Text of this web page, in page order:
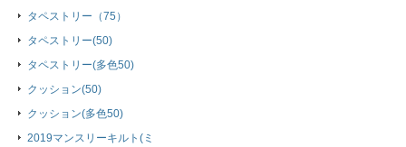
タペストリー（75）
タペストリー(50)
タペストリー(多色50)
クッション(50)
クッション(多色50)
2019マンスリーキルト(ミ